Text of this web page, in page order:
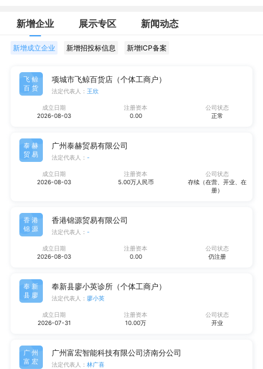
新增企业 展示专区 新闻动态
新增成立企业 新增招投标信息 新增ICP备案
飞鲸
百货
项城市飞鲸百货店（个体工商户）
法定代表人： 王欣
成立日期
2026-08-03
注册资本
0.00
公司状态
正常
泰赫
贸易
广州泰赫贸易有限公司
法定代表人： -
成立日期
2026-08-03
注册资本
5.00万人民币
公司状态
存续（在营、开业、在
册）
香港
锦源
香港锦源贸易有限公司
法定代表人： -
成立日期
2026-08-03
注册资本
0.00
公司状态
仍注册
奉新
县廖
奉新县廖小英诊所（个体工商户）
法定代表人： 廖小英
成立日期
2026-07-31
注册资本
10.00万
公司状态
开业
广州
富宏
广州富宏智能科技有限公司济南分公司
法定代表人： 林广喜